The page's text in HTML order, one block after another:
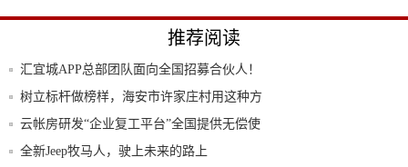
推荐阅读
汇宜城APP总部团队面向全国招募合伙人！
树立标杆做榜样，海安市许家庄村用这种方
式实现
云帐房研发“企业复工平台”全国提供无偿使
用
全新Jeep牧马人，驶上未来的路上